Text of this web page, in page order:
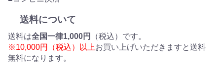
送料について
送料は全国一律1,000円
（税込）です。
※10,000円（税込）以上お買い上げいただきますと送料
無料になります。